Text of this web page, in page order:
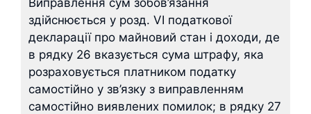
здійснюється у розд. VI податкової
декларації про майновий стан і доходи, де
в рядку 26 вказується сума штрафу, яка
розраховується платником податку
самостійно у зв’язку з виправленням
самостійно виявлених помилок; в рядку 27